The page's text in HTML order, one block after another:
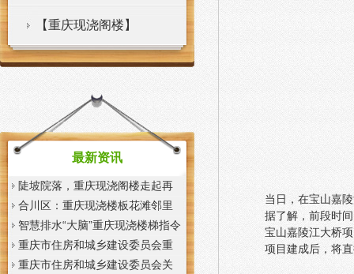
【重庆现浇阁楼】
最新资讯
陡坡院落，重庆现浇阁楼走起再
也不慌了——山城重庆无障碍环
境建设有了新解法
合川区：重庆现浇楼板花滩邻里
中心获央视聚焦报道
智慧排水“大脑”重庆现浇楼梯指令
一发抢险队伍顷刻到位
重庆市住房和城乡建设委员会重
庆市城市管理局关于印发重庆市
重庆市住房和城乡建设委员会关
当日，在宝山嘉
据了解，前段时
宝山嘉陵江大桥
项目建成后，将